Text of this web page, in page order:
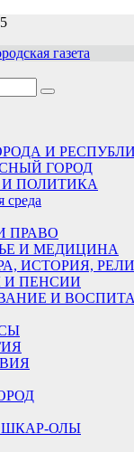
газета
И
ГОРОД
И ПОЛИТИКА
среда
ПРАВО
И МЕДИЦИНА
ИСТОРИЯ,
И ПЕНСИИ
И
ОЛЫ